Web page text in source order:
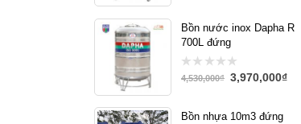
Bồn nước inox Dapha R
700L đứng
0
4,530,000₫ 3,970,000₫
Bồn nhựa 10m3 đứng